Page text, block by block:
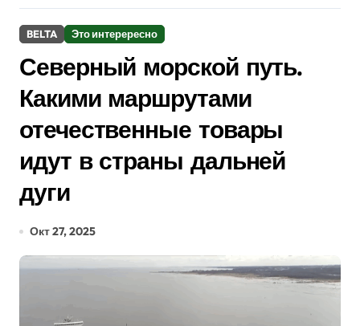
BELTA Это интерересно
Северный морской путь.
Какими маршрутами
отечественные товары
идут в страны дальней
дуги
Окт 27, 2025